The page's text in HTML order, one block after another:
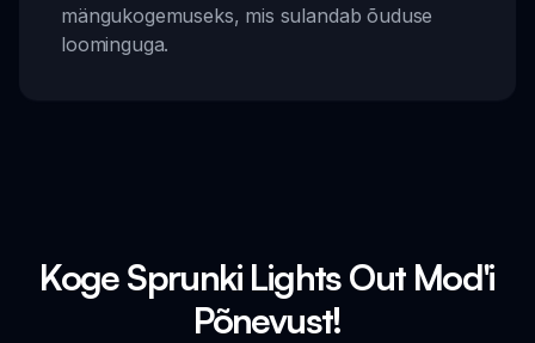
mängukogemuseks, mis sulandab õuduse
loominguga.
Koge Sprunki Lights Out Mod'i
Põnevust!